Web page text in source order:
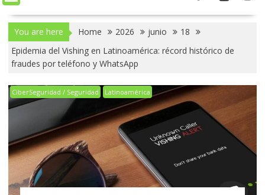
You are here Home 2026 junio
18
Epidemia del Vishing en Latinoamérica: récord histórico de
fraudes por teléfono y WhatsApp
CiberSeguridad / Seguridad Latinoamérica